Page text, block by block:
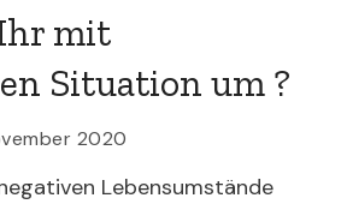
mit
Situation um ?
2020
Lebensumstände